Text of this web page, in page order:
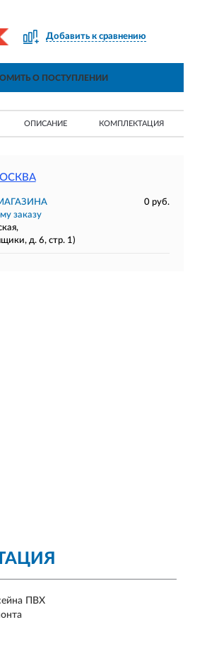
Добавить к сравнению
О ПОСТУПЛЕНИИ
ОПИСАНИЕ КОМПЛЕКТАЦИЯ
0 руб.
заказу
д. 6, стр. 1)
ПВХ